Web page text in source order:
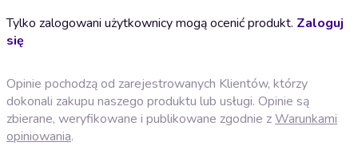
Tylko zalogowani użytkownicy mogą ocenić produkt. Zaloguj
się
Opinie pochodzą od zarejestrowanych Klientów, którzy
dokonali zakupu naszego produktu lub usługi. Opinie są
zbierane, weryfikowane i publikowane zgodnie zWarunkami
opiniowania.